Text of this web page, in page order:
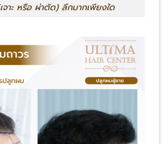
จาะ หรือ ผ่าตัด) ลึกมากเพียงใด